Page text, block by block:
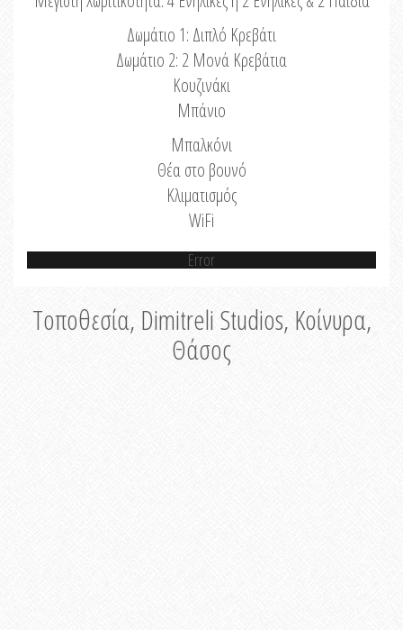
Δωμάτιο 1: Διπλό Κρεβάτι
Δωμάτιο 2: 2 Μονά Κρεβάτια
Κουζινάκι
Μπάνιο
Μπαλκόνι
Θέα στο βουνό
Κλιματισμός
WiFi
Error
Τοποθεσία, Dimitreli Studios, Κοίνυρα,
Θάσος